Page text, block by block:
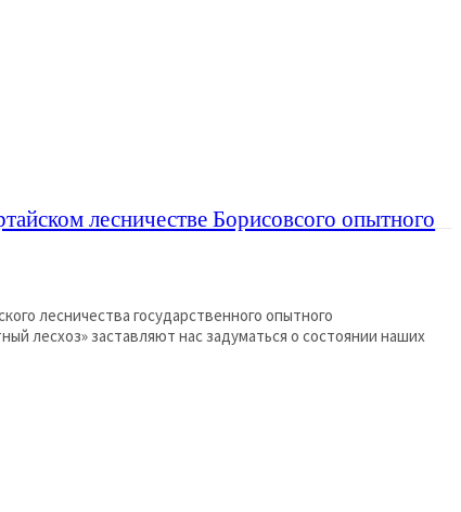
лесничестве Борисовсого опытного
лесничества государственного опытного
лесхоз» заставляют нас задуматься о состоянии наших